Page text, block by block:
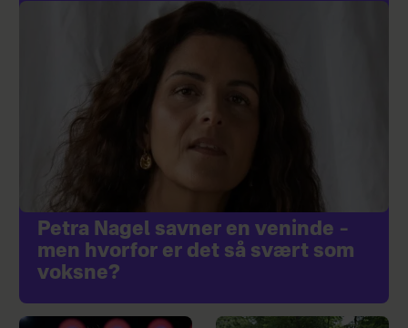
Petra Nagel savner en veninde –
men hvorfor er det så svært som
voksne?